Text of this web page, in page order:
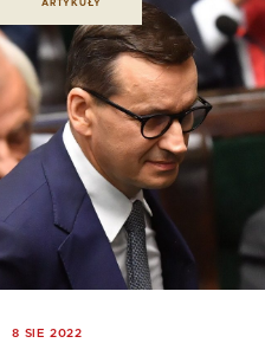
ARTYKUŁY
8 SIE 2022